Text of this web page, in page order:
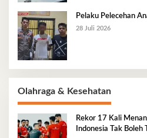
Pelaku Pelecehan
28 Juli 2026
Olahraga & Kesehatan
Rekor 17 Kali
Indonesia Tak Boleh